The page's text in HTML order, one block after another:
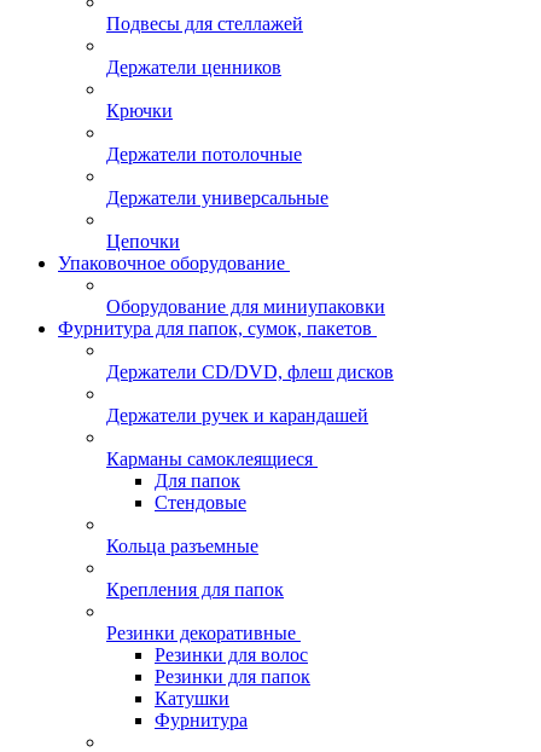
Подвесы для стеллажей
Держатели ценников
Крючки
Держатели потолочные
Держатели универсальные
Цепочки
Упаковочное оборудование
Оборудование для миниупаковки
Фурнитура для папок, сумок, пакетов
Держатели CD/DVD, флеш дисков
Держатели ручек и карандашей
Карманы самоклеящиеся
Для папок
Стендовые
Кольца разъемные
Крепления для папок
Резинки декоративные
Резинки для волос
Резинки для папок
Катушки
Фурнитура